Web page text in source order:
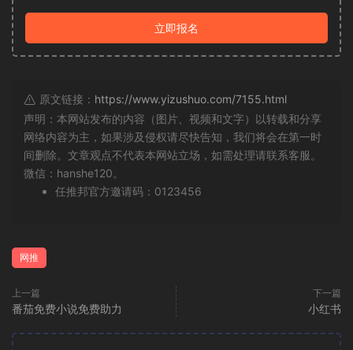
立即报名
原文链接： https://www.yizushuo.com/7155.html
声明：本网站发布的内容（图片、视频和文字）以转载和分享
网络内容为主，如果涉及侵权请尽快告知，我们将会在第一时
间删除。文章观点不代表本网站立场，如需处理请联系客服。
微信：hanshe120。
任推邦官方邀请码：0123456
网推
上一篇
番茄免费小说免费助力
下一篇
小红书